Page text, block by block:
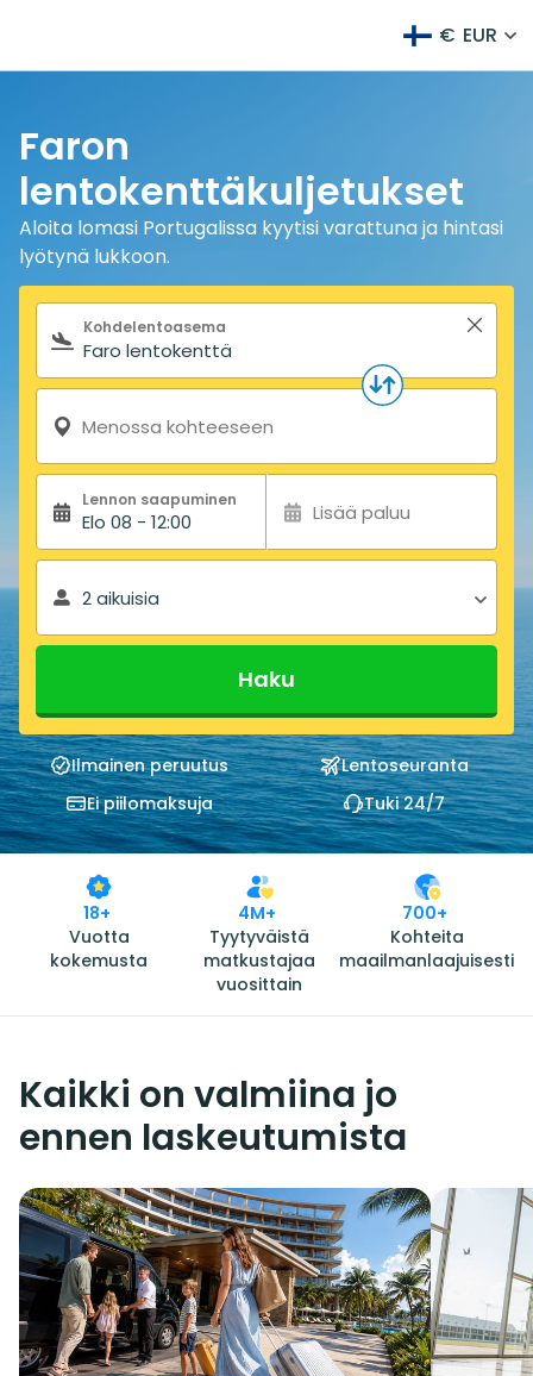
€ EUR
Faron
lentokenttäkuljetukset
Aloita lomasi Portugalissa kyytisi varattuna ja hintasi
lyötynä lukkoon.
Hakulomake
Kohdelentoasema
Menossa kohteeseen
Lennon saapuminen
Elo 08 - 12:00 Lisää paluu
2 aikuisia
Haku
Ilmainen peruutus
Lentoseuranta
Ei piilomaksuja
Tuki 24/7
18+
Vuotta
kokemusta
4M+
Tyytyväistä
matkustajaa
vuosittain
700+
Kohteita
maailmanlaajuisesti
Kaikki on valmiina jo
ennen laskeutumista